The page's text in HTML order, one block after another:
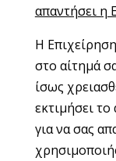
απαντήσει η
Η
στο αίτημά
ίσως
εκτιμήσει
για να σας